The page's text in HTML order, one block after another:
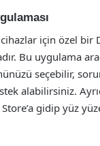
için özel bir
Bu uygulama
seçebilir,
alabilirsiniz.
gidip yüz